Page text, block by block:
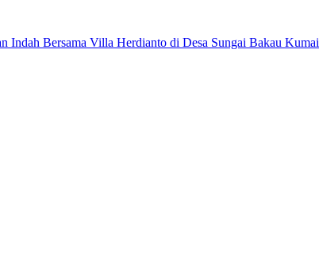
Indah Bersama Villa Herdianto di Desa Sungai Bakau Kumai